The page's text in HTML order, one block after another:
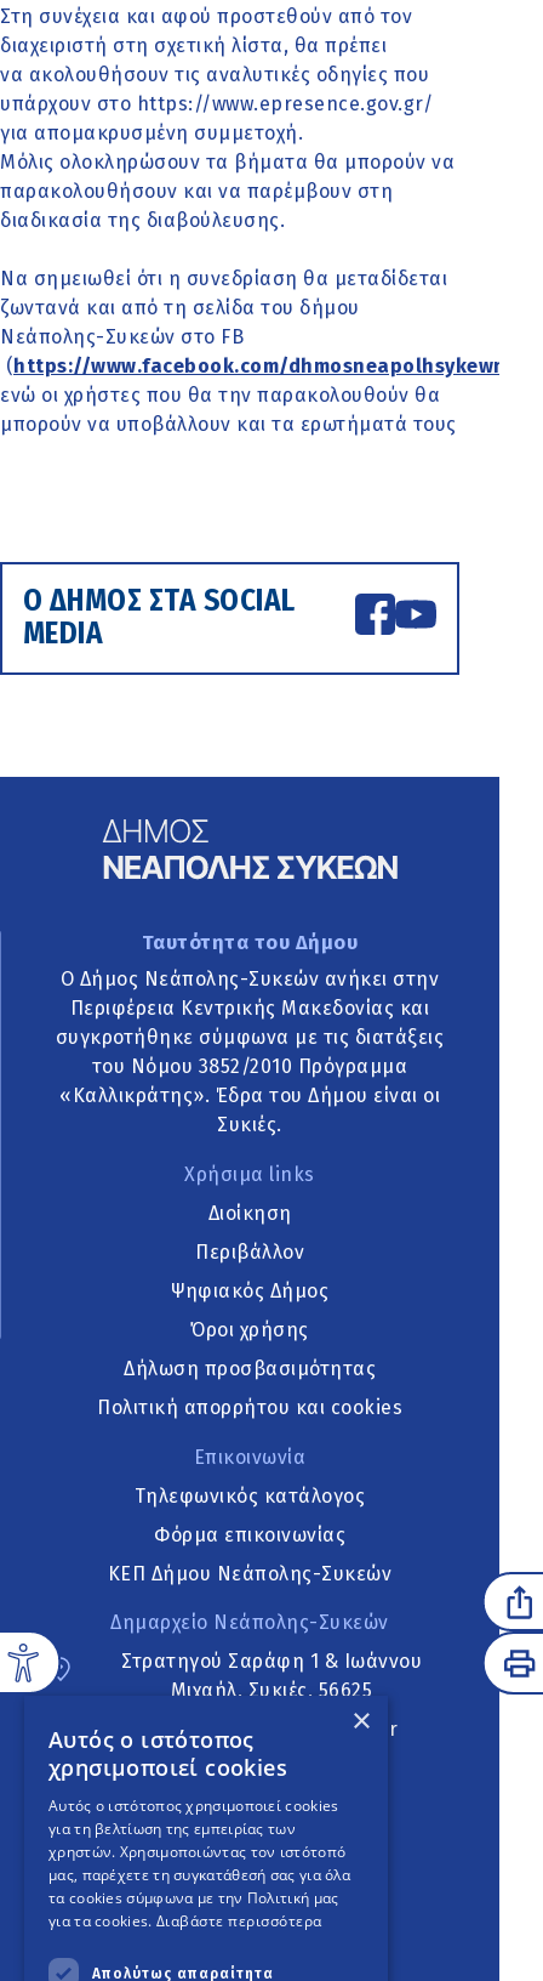
Στη συνέχεια και αφού προστεθούν από τον
διαχειριστή στη σχετική λίστα, θα πρέπει
να ακολουθήσουν τις αναλυτικές οδηγίες που
υπάρχουν στο https://www.epresence.gov.gr/
για απομακρυσμένη συμμετοχή.
Μόλις ολοκληρώσουν τα βήματα θα μπορούν να
παρακολουθήσουν και να παρέμβουν στη
διαδικασία της διαβούλευσης.
Να σημειωθεί ότι η συνεδρίαση θα μεταδίδεται
ζωντανά και από τη σελίδα του δήμου
Νεάπολης-Συκεών στο FB
(https://www.facebook.com/dhmosneapolhsykewn
ενώ οι χρήστες που θα την παρακολουθούν θα
μπορούν να υποβάλλουν και τα ερωτήματά τους
Ο ΔΗΜΟΣ ΣΤΑ SOCIAL
MEDIA
Ταυτότητα του Δήμου
Ο Δήμος Νεάπολης-Συκεών ανήκει στην
Περιφέρεια Κεντρικής Μακεδονίας και
συγκροτήθηκε σύμφωνα με τις διατάξεις
του Νόμου 3852/2010 Πρόγραμμα
«Καλλικράτης». Έδρα του Δήμου είναι οι
Συκιές.
Χρήσιμα links
Διοίκηση
Περιβάλλον
Ψηφιακός Δήμος
Όροι χρήσης
Δήλωση προσβασιμότητας
Πολιτική απορρήτου και cookies
Επικοινωνία
Τηλεφωνικός κατάλογος
Φόρμα επικοινωνίας
ΚΕΠ Δήμου Νεάπολης-Συκεών
Δημαρχείο Νεάπολης-Συκεών
Στρατηγού Σαράφη 1 & Ιωάννου
Μιχαήλ, Συκιές, 56625
neapoli.sykies@ddt.gov.gr
Ακολουθήστε
English Version
An project
×
Αυτός ο ιστότοπος
χρησιμοποιεί cookies
Αυτός ο ιστότοπος χρησιμοποιεί cookies
για τη βελτίωση της εμπειρίας των
χρηστών. Χρησιμοποιώντας τον ιστότοπό
μας, παρέχετε τη συγκατάθεσή σας για όλα
τα cookies σύμφωνα με την Πολιτική μας
για τα cookies. Διαβάστε περισσότερα
Απολύτως απαραίτητα